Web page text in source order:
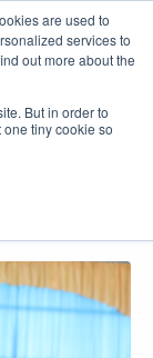
are used to
services to
out more about the
But in order to
tiny cookie so